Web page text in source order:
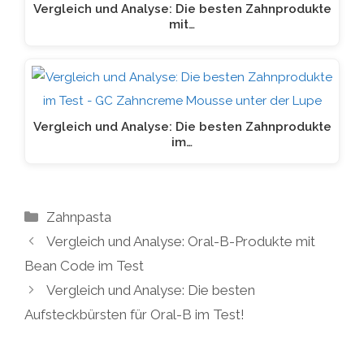
Vergleich und Analyse: Die besten Zahnprodukte
mit…
Vergleich und Analyse: Die besten Zahnprodukte
im…
Kategorien
Zahnpasta
Vergleich und Analyse: Oral-B-Produkte mit
Bean Code im Test
Vergleich und Analyse: Die besten
Aufsteckbürsten für Oral-B im Test!